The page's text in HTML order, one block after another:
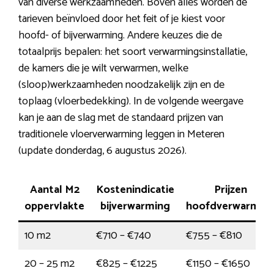
tarieven beïnvloed door het feit of je kiest voor
hoofd- of bijverwarming. Andere keuzes die de
totaalprijs bepalen: het soort verwarmingsinstallatie,
de kamers die je wilt verwarmen, welke
(sloop)werkzaamheden noodzakelijk zijn en de
toplaag (vloerbedekking). In de volgende weergave
kan je aan de slag met de standaard prijzen van
traditionele vloerverwarming leggen in Meteren
(update donderdag, 6 augustus 2026).
Aantal M2
oppervlakte
Kostenindicatie
bijverwarming
Prijzen
10 m2
€710 – €740
€755 – €810
20 – 25 m2
€825 – €1225
€1150 – €1650